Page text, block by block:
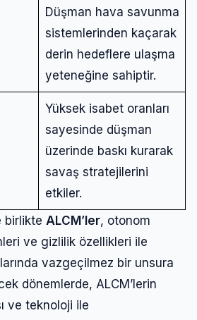
Düşman hava savunma
sistemlerinden kaçarak
derin hedeflere ulaşma
yeteneğine sahiptir.
Yüksek isabet oranları
sayesinde düşman
üzerinde baskı kurarak
savaş stratejilerini
etkiler.
birlikte ALCM’ler, otonom
ve gizlilik özellikleri ile
vazgeçilmez bir unsura
dönemlerde, ALCM’lerin
ve teknoloji ile